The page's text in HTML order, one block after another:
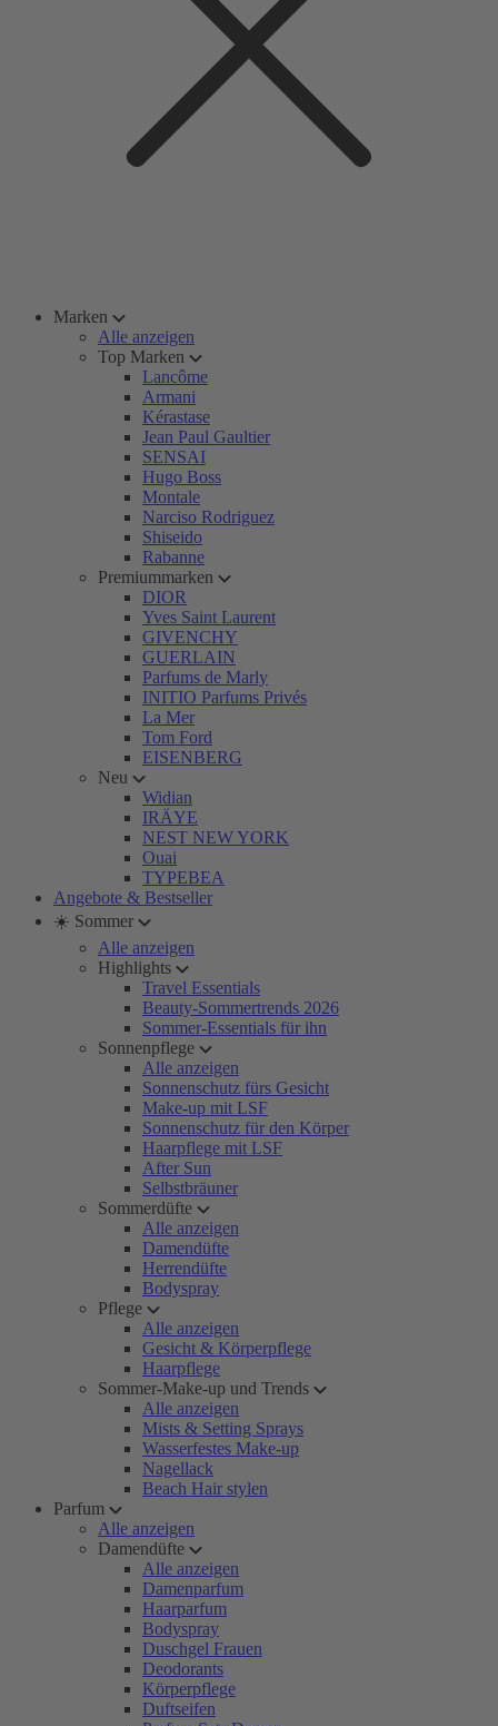
Marken
Alle anzeigen
Top Marken
Lancôme
Armani
Kérastase
Jean Paul Gaultier
SENSAI
Hugo Boss
Montale
Narciso Rodriguez
Shiseido
Rabanne
Premiummarken
DIOR
Yves Saint Laurent
GIVENCHY
GUERLAIN
Parfums de Marly
INITIO Parfums Privés
La Mer
Tom Ford
EISENBERG
Neu
Widian
IRÄYE
NEST NEW YORK
Ouai
TYPEBEA
Angebote & Bestseller
☀️ Sommer
Alle anzeigen
Highlights
Travel Essentials
Beauty-Sommertrends 2026
Sommer-Essentials für ihn
Sonnenpflege
Alle anzeigen
Sonnenschutz fürs Gesicht
Make-up mit LSF
Sonnenschutz für den Körper
Haarpflege mit LSF
After Sun
Selbstbräuner
Sommerdüfte
Alle anzeigen
Damendüfte
Herrendüfte
Bodyspray
Pflege
Alle anzeigen
Gesicht & Körperpflege
Haarpflege
Sommer-Make-up und Trends
Alle anzeigen
Mists & Setting Sprays
Wasserfestes Make-up
Nagellack
Beach Hair stylen
Parfum
Alle anzeigen
Damendüfte
Alle anzeigen
Damenparfum
Haarparfum
Bodyspray
Duschgel Frauen
Deodorants
Körperpflege
Duftseifen